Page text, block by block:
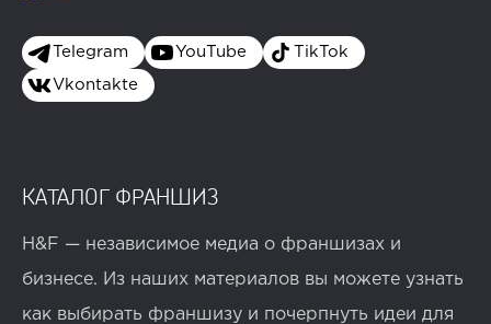
Telegram YouTube TikTok
Vkontakte
КАТАЛОГ ФРАНШИЗ
H&F — независимое медиа о франшизах и
бизнесе. Из наших материалов вы можете узнать
как выбирать франшизу и почерпнуть идеи для